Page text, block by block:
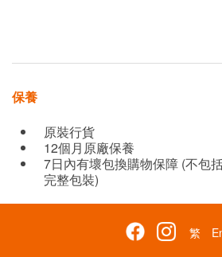
保養
原裝行貨
12個月原廠保養
7日內有壞包換購物保障 (不包
完整包裝)
繁